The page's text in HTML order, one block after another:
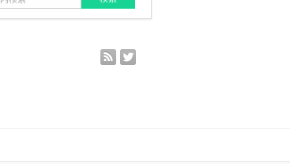
rss